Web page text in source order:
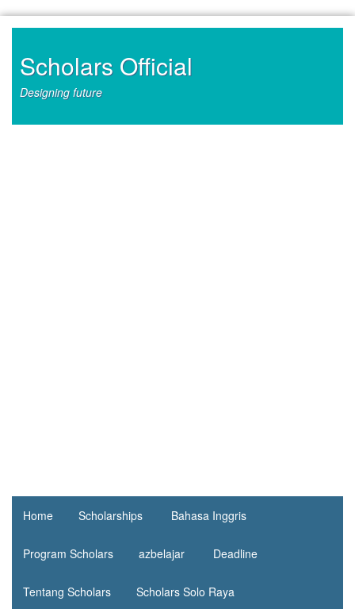
contentScholars Official
Designing future
Home Scholarships Bahasa Inggris
Program Scholars azbelajar Deadline
Tentang Scholars Scholars Solo Raya